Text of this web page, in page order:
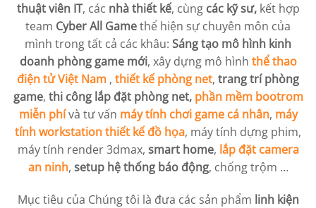
thuật viên IT, các nhà thiết kế, cùng các kỹ sư, kết hợp
team Cyber All Gamethể hiện sự chuyên môn của
mình trong tất cả các khâu: Sáng tạo mô hình kinh
doanh phòng game mới, xây dựng mô hình thể thao
điện tử Việt Nam , thiết kế phòng net, trang trí phòng
game, thi công lắp đặt phòng net, phần mềm bootrom
miễn phívà tư vấn máy tính chơi game cá nhân, máy
tính workstationthiết kế đồ họa, máy tính dựng phim,
máy tính render 3dmax, smart home, lắp đặt camera
an ninh, setup hệ thống báo động, chống trộm …
Mục tiêu của Chúng tôi là đưa các sản phẩm linh kiện